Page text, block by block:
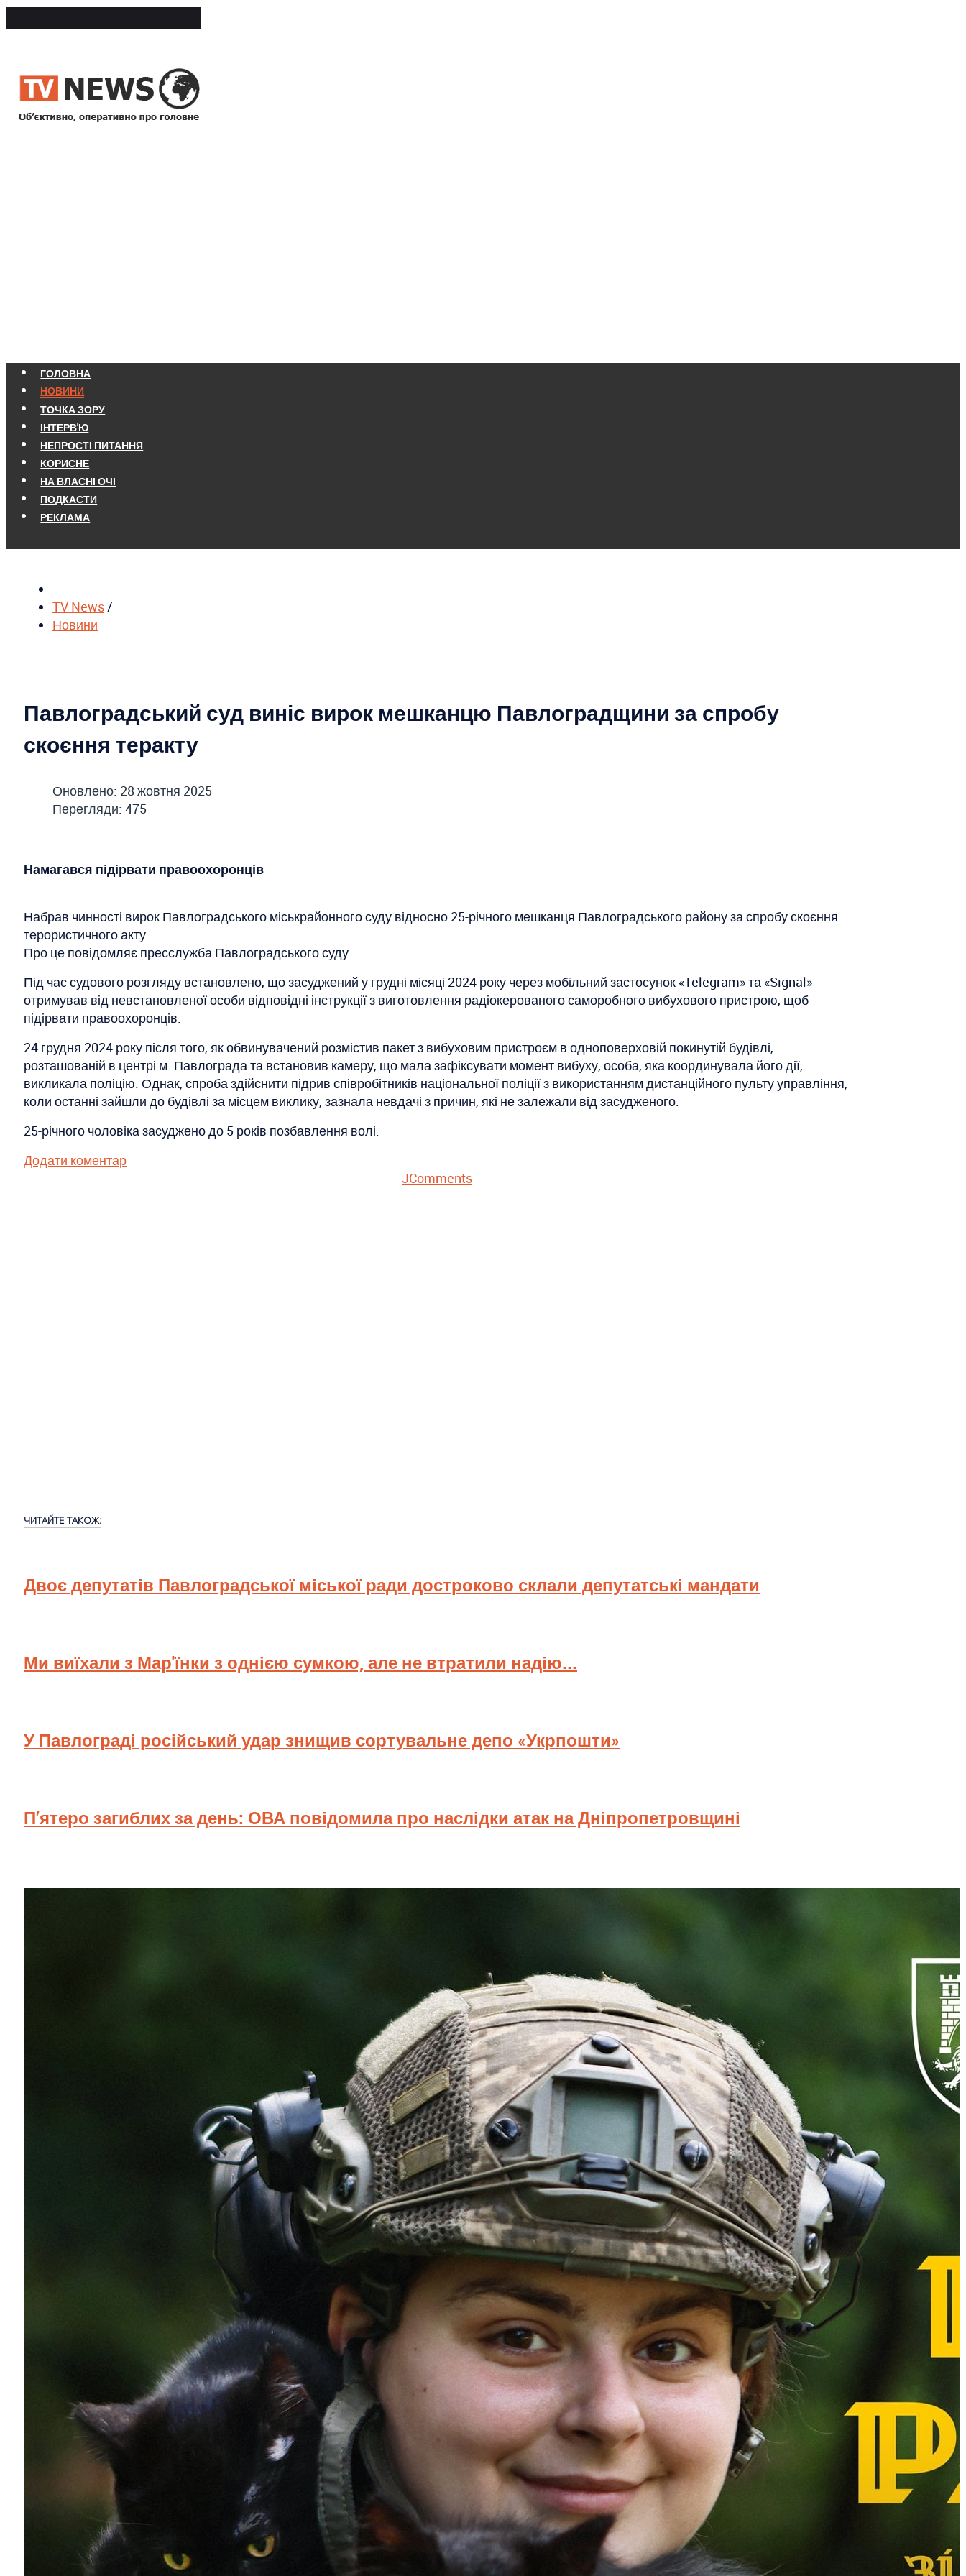
ГОЛОВНА
НОВИНИ
ТОЧКА ЗОРУ
ІНТЕРВ'Ю
НЕПРОСТІ ПИТАННЯ
КОРИСНЕ
НА ВЛАСНІ ОЧІ
ПОДКАСТИ
РЕКЛАМА
TV News /
Новини
Павлоградський суд виніс вирок мешканцю Павлоградщини за спробу
скоєння теракту
Оновлено: 28 жовтня 2025
Перегляди: 475
Намагався підірвати правоохоронців
Набрав чинності вирок Павлоградського міськрайонного суду відносно 25-річного мешканця Павлоградського району за спробу скоєння
терористичного акту.
Про це повідомляє пресслужба Павлоградського суду.
Під час судового розгляду встановлено, що засуджений у грудні місяці 2024 року через мобільний застосунок «Telegram» та «Signal»
отримував від невстановленої особи відповідні інструкції з виготовлення радіокерованого саморобного вибухового пристрою, щоб
підірвати правоохоронців.
24 грудня 2024 року після того, як обвинувачений розмістив пакет з вибуховим пристроєм в одноповерховій покинутій будівлі,
розташованій в центрі м. Павлограда та встановив камеру, що мала зафіксувати момент вибуху, особа, яка координувала його дії,
викликала поліцію. Однак, спроба здійснити підрив співробітників національної поліції з використанням дистанційного пульту управління,
коли останні зайшли до будівлі за місцем виклику, зазнала невдачі з причин, які не залежали від засудженого.
25-річного чоловіка засуджено до 5 років позбавлення волі.
Додати коментар
JComments
ЧИТАЙТЕ ТАКОЖ:
Двоє депутатів Павлоградської міської ради достроково склали депутатські мандати
Ми виїхали з Мар'їнки з однією сумкою, але не втратили надію...
У Павлограді російський удар знищив сортувальне депо «Укрпошти»
П’ятеро загиблих за день: ОВА повідомила про наслідки атак на Дніпропетровщині